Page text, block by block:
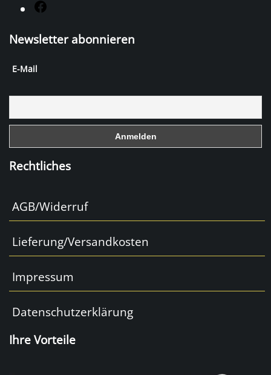
c
o
o
Newsletter abonnieren
E-Mail
Rechtliches
AGB/Widerruf
Lieferung/Versandkosten
Impressum
Datenschutzerklärung
Ihre Vorteile